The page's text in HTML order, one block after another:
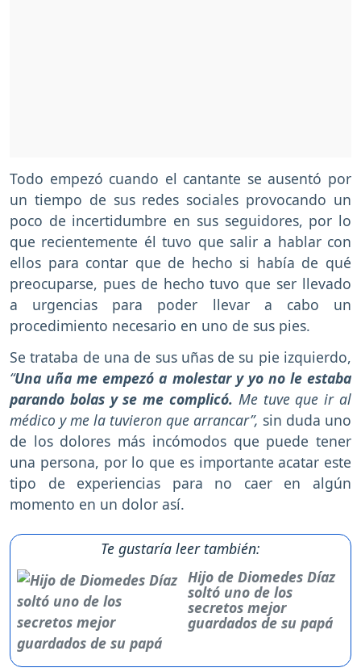
Todo empezó cuando el cantante se ausentó por
un tiempo de sus redes sociales provocando un
poco de incertidumbre en sus seguidores, por lo
que recientemente él tuvo que salir a hablar con
ellos para contar que de hecho si había de qué
preocuparse, pues de hecho tuvo que ser llevado
a urgencias para poder llevar a cabo un
procedimiento necesario en uno de sus pies.
Se trataba de una de sus uñas de su pie izquierdo,
“Una uña me empezó a molestar y yo no le estaba
parando bolas y se me complicó. Me tuve que ir al
médico y me la tuvieron que arrancar”, sin duda uno
de los dolores más incómodos que puede tener
una persona, por lo que es importante acatar este
tipo de experiencias para no caer en algún
momento en un dolor así.
Te gustaría leer también:
Hijo de Diomedes Díaz
soltó uno de los
secretos mejor
guardados de su papá